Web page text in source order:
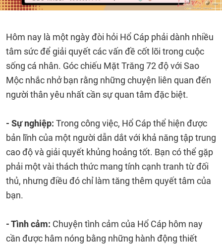
Hôm nay là một ngày đòi hỏi Hổ Cáp phải dành nhiều
tâm sức để giải quyết các vấn đề cốt lõi trong cuộc
sống cá nhân. Góc chiếu Mặt Trăng 72 độ với Sao
Mộc nhắc nhở bạn rằng những chuyện liên quan đến
người thân yêu nhất cần sự quan tâm đặc biệt.
- Sự nghiệp: Trong công việc, Hổ Cáp thể hiện được
bản lĩnh của một người dẫn dắt với khả năng tập trung
cao độ và giải quyết khủng hoảng tốt. Bạn có thể gặp
phải một vài thách thức mang tính cạnh tranh từ đối
thủ, nhưng điều đó chỉ làm tăng thêm quyết tâm của
bạn.
- Tình cảm: Chuyện tình cảm của Hổ Cáp hôm nay
cần được hâm nóng bằng những hành động thiết